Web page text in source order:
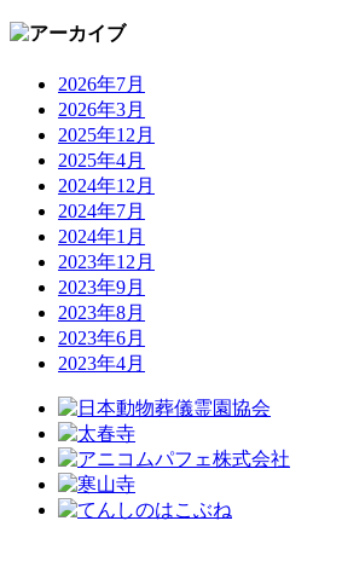
2026年7月
2026年3月
2025年12月
2025年4月
2024年12月
2024年7月
2024年1月
2023年12月
2023年9月
2023年8月
2023年6月
2023年4月